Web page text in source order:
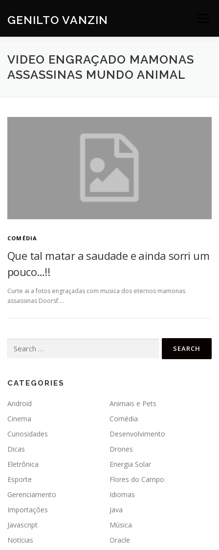
content
GENILTO VANZIN
SOBRE DEV HOBBIES CONTATO
VIDEO ENGRAÇADO MAMONAS
ASSASSINAS MUNDO ANIMAL
COMÉDIA
Que tal matar a saudade e ainda sorri um
pouco…!!
Curte ai a fotos engraçadas com musica dos eternos mamonas
assassinas Doorsf….
for:
CATEGORIES
Android
Animais e Pets
Cinema
Comédia
Curiosidades
Desenvolvimento
Dicas
Drones
Eletrônica
Energia Solar
Esporte
Flores do Campo
Gerenciamento
Idiomas
Importações
Java
Javascript
Música
Notícias
Oracle